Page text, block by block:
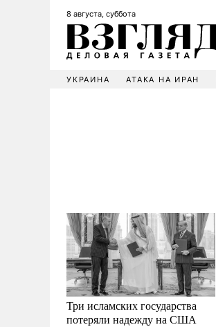
8 августа, суббота
УКРАИНА АТАКА НА ИРАН
Три исламских государства
потеряли надежду на США